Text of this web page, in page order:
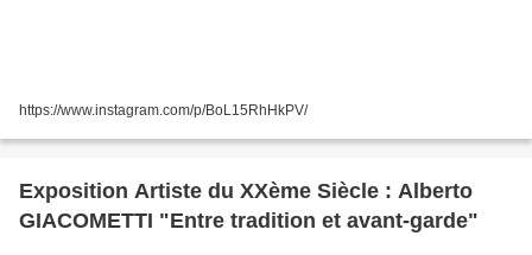
https://www.instagram.com/p/BoL15RhHkPV/
Exposition Artiste du XXème Siècle : Alberto
GIACOMETTI "Entre tradition et avant-garde"